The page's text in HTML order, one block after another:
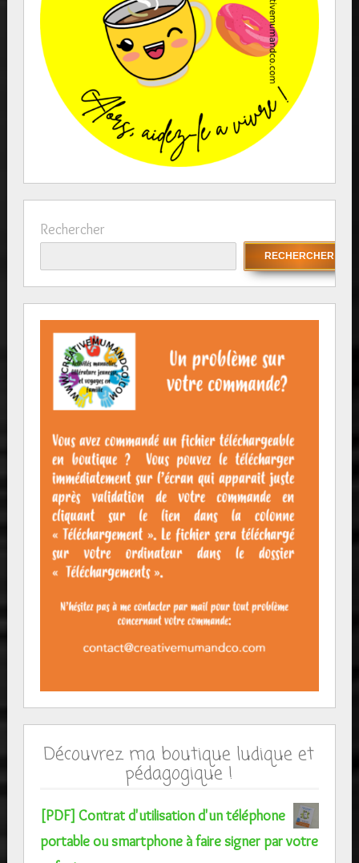
Rechercher
RECHERCHER
Découvrez ma boutique ludique et
pédagogique !
[PDF] Contrat d'utilisation d'un téléphone
portable ou smartphone à faire signer par votre